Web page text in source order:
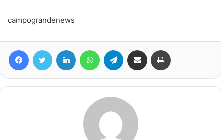
campograndenews
FacebookTwitter Linkedin WhatsAppTelegram Compartilhar via e-mail